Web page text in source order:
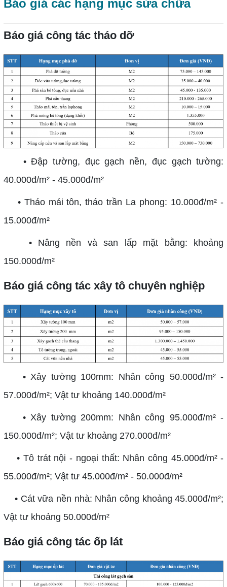
Báo giá các hạng mục sửa chữa
Báo giá công tác tháo dỡ
• Đập tường, đục gạch nền, đục gạch tường:
40.000đ/m² - 45.000đ/m²
• Tháo mái tôn, tháo trần La phong: 10.000đ/m² -
15.000đ/m²
• Nâng nền và san lấp mặt bằng: khoảng
150.000đ/m²
Báo giá công tác xây tô chuyên nghiệp
• Xây tường 100mm: Nhân công 50.000đ/m² -
57.000đ/m²; Vật tư khoảng 140.000đ/m²
• Xây tường 200mm: Nhân công 95.000đ/m² -
150.000đ/m²; Vật tư khoảng 270.000đ/m²
• Tô trát nội - ngoại thất: Nhân công 45.000đ/m² -
55.000đ/m²; Vật tư 45.000đ/m² - 50.000đ/m²
• Cát vữa nền nhà: Nhân công khoảng 45.000đ/m²;
Vật tư khoảng 50.000đ/m²
Báo giá công tác ốp lát